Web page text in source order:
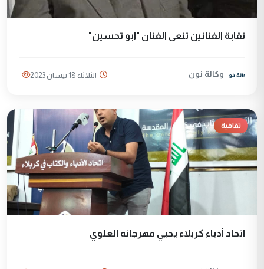
نقابة الفنانين تنعى الفنان "ابو تحسين"
وكالة نون الثلاثاء 18 نيسان 2023
ثقافية
اتحاد أدباء كربلاء يحيي مهرجانه العلوي